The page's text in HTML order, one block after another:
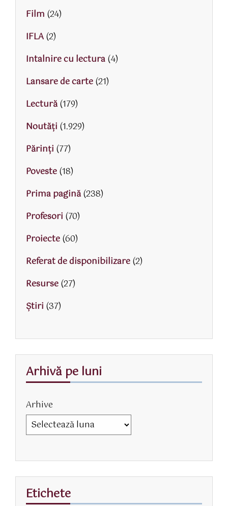
Film (24)
IFLA(2)
Intalnire cu lectura(4)
Lansare de carte(21)
Lectură(179)
Noutăți (1.929)
Părinţi (77)
Poveste(18)
Prima pagină(238)
Profesori (70)
Proiecte(60)
Referat de disponibilizare(2)
Resurse(27)
Știri (37)
Arhivă pe luni
Arhive
Etichete